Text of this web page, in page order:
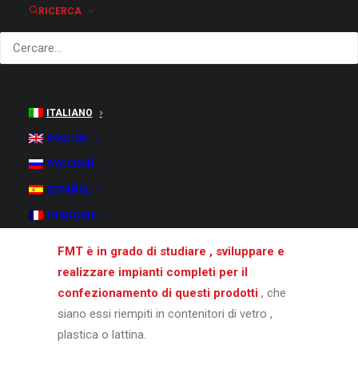
RICERCA
ITALIANO
ENGLISH
РУССКИЙ
ESPAÑOL
FRANÇAIS
carbonate.
Le tre tipologie di bevande piatte che occupa il
SUCCHI DI FRUTTA
THE' ( e simili )
BEVANDE ISOTONICHE
Ma in questa categoria rientrano anche
bevande come coffe-drink , smoothies etc…
FMT è in grado di studiare , sviluppare e
realizzare impianti completi per il
confezionamento di questi prodotti , che
siano essi riempiti in contenitori di vetro ,
plastica o lattina.